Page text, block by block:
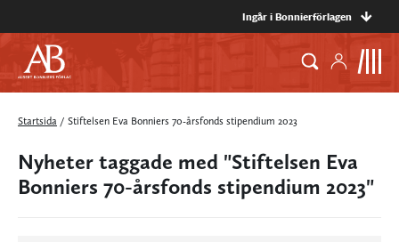
Ingår i Bonnierförlagen
Startsida / Stiftelsen Eva Bonniers 70-årsfonds stipendium 2023
Nyheter taggade med "Stiftelsen Eva
Bonniers 70-årsfonds stipendium 2023"